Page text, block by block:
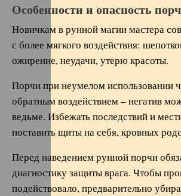
Особенности и опасность
Новичкам в рунной магии мастера
с более мягкого воздействия:
ожирение, неудачи, утерю красоты.
Порчи при неумелом использовании
обратным воздействием – негатив
ведьме. Избежать последствий и
поставить щиты на себя, кровных
Перед наведением рунной порчи
диагностику защиты врага. Чтобы
подействовало, предварительно